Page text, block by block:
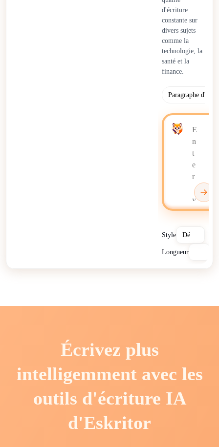
collaboratifs qui rationalisent les tâches répétitives tout en
soutenant la créativité et la prise de décision dirigées par
d'écriture
constante sur
divers sujets
comme la
technologie, la
santé et la
finance.
Paragraphe
Style
Longueur
Écrivez plus
intelligemment avec les
outils d'écriture IA
d'Eskritor